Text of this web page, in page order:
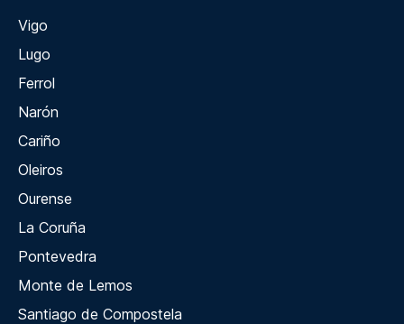
Vigo
Lugo
Ferrol
Narón
Cariño
Oleiros
Ourense
La Coruña
Pontevedra
Monte de Lemos
Santiago de Compostela